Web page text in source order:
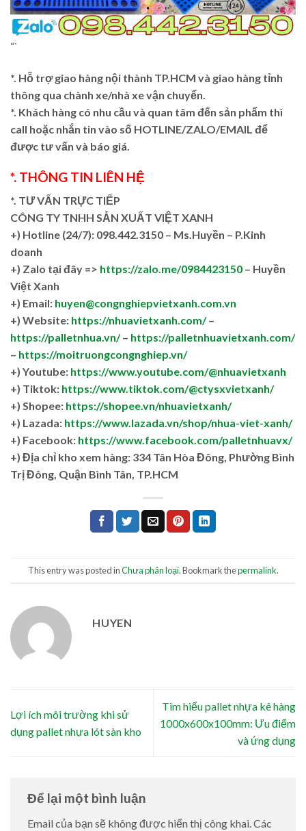
“`
*. Hỗ trợ giao hàng nội thành TP.HCM và giao hàng tỉnh
thông qua chành xe/nhà xe vận chuyển.
*. Khách hàng có nhu cầu và quan tâm đến sản phẩm thì
call hoặc nhắn tin vào số HOTLINE/ZALO/EMAIL để
được tư vấn và báo giá.
*. THÔNG TIN LIÊN HỆ
*. TƯ VẤN TRỰC TIẾP
CÔNG TY TNHH SẢN XUẤT VIỆT XANH
+) Hotline (24/7): 098.442.3150 – Ms.Huyền – P.Kinh
doanh
+) Zalo tại đây => https://zalo.me/0984423150 – Huyền
Việt Xanh
+) Email: huyen@congnghiepvietxanh.com.vn
+) Website: https://nhuavietxanh.com/–
https://palletnhua.vn/– https://palletnhuavietxanh.com/
– https://moitruongcongnghiep.vn/
+) Youtube: https://www.youtube.com/@nhuavietxanh
+) Tiktok: https://www.tiktok.com/@ctysxvietxanh/
+) Shopee: https://shopee.vn/nhuavietxanh/
+) Lazada: https://www.lazada.vn/shop/nhua-viet-xanh/
+) Facebook: https://www.facebook.com/palletnhuavx/
+) Địa chỉ kho xem hàng: 334 Tân Hòa Đông, Phường Bình
Trị Đông, Quận Bình Tân, TP.HCM
This entry was posted inChưa phân loại. Bookmark thepermalink.
HUYEN
Lợi ích môi trường khi sử
dụng pallet nhựa lót sàn kho
Tìm hiểu pallet nhựa kê hàng
1000x600x100mm: Ưu điểm
và ứng dụng
Để lại một bình luận
Email của bạn sẽ không được hiển thị công khai.Các